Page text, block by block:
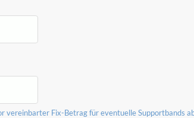
vereinbarter Fix-Betrag für eventuelle Supportbands